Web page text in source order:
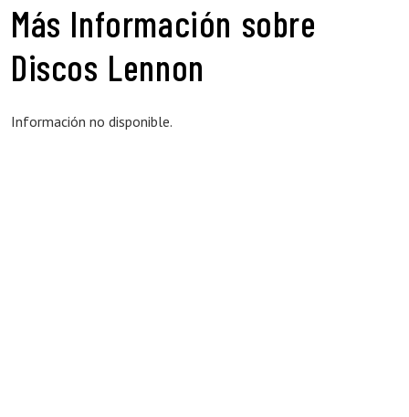
Más Información sobre
Discos Lennon
Información no disponible.